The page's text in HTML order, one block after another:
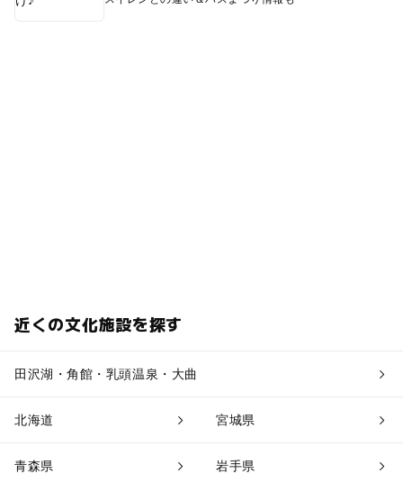
近くの文化施設を探す
田沢湖・角館・乳頭温泉・大曲
北海道 宮城県
青森県 岩手県